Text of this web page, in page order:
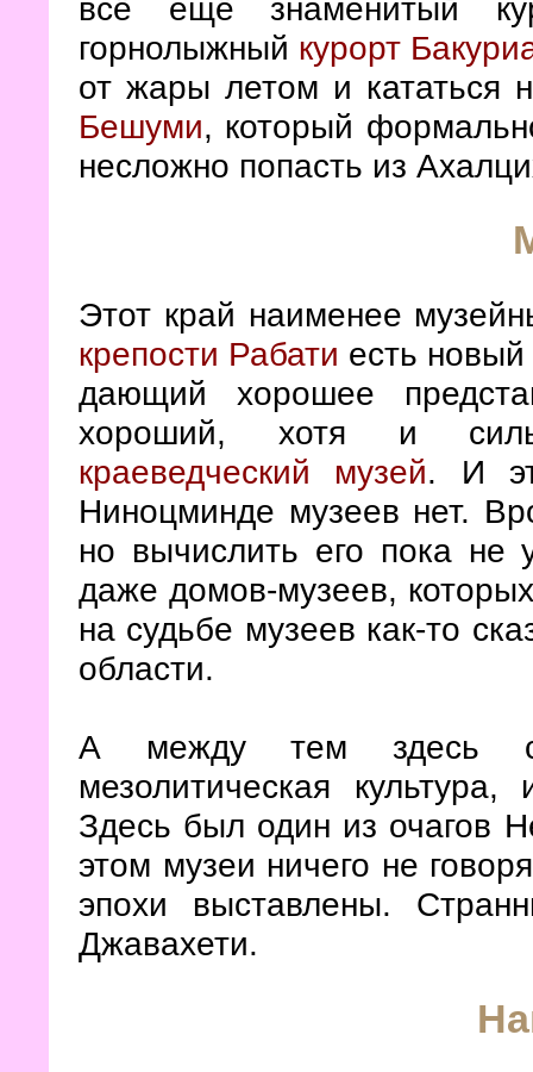
всё ещё знаменитый
горнолыжный курорт
от жары летом и
Бешуми, который
несложно попасть из
Этот край наименее
крепости Рабати есть
дающий хорошее
хороший, хотя и
краеведческий музей. И
Ниноцминде музеев нет.
но вычислить его пока не
даже домов-музеев,
на судьбе музеев как-то
области.
А между тем здесь
мезолитическая
Здесь был один из очагов
этом музеи ничего не
эпохи выставлены.
Джавахети.